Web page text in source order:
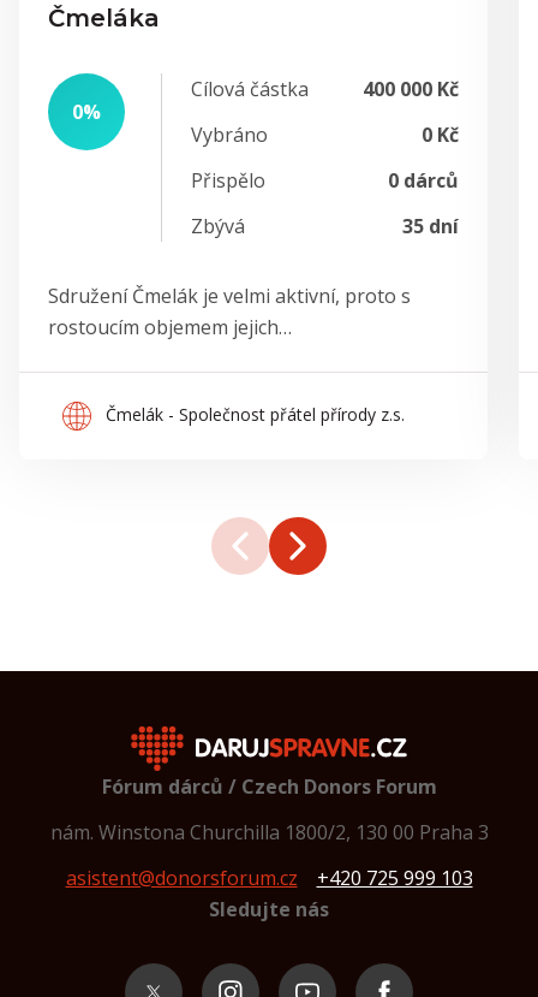
Čmeláka
0%
Cílová částka
400 000 Kč
Vybráno
0 Kč
Přispělo
0 dárců
Zbývá
35 dní
Sdružení Čmelák je velmi aktivní, proto s
rostoucím objemem jejich…
Čmelák - Společnost přátel přírody z.s.
Fórum dárců / Czech Donors Forum
nám. Winstona Churchilla 1800/2, 130 00 Praha 3
asistent@donorsforum.cz
+420 725 999 103
Sledujte nás